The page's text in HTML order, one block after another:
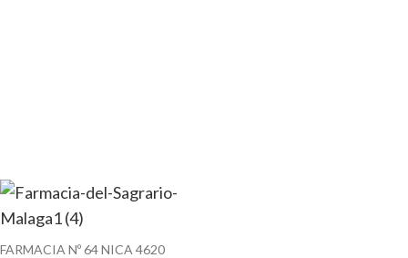
FARMACIA Nº 64 NICA 4620